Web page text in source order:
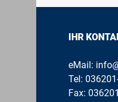
IHR
eMail:
Tel:
Fax: